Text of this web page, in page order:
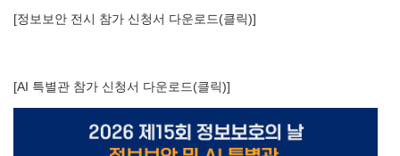
[정보보안 전시 참가 신청서 다운로드(클릭)]
[AI 특별관 참가 신청서 다운로드(클릭)]